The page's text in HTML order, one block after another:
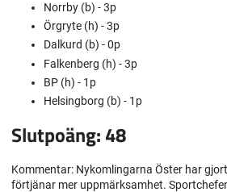
Norrby (b) - 3p
Örgryte (h) - 3p
Dalkurd (b) - 0p
Falkenberg (h) - 3p
BP (h) - 1p
Helsingborg (b) - 1p
Slutpoäng: 48
Kommentar: Nykomlingarna Öster har
förtjänar mer uppmärksamhet.